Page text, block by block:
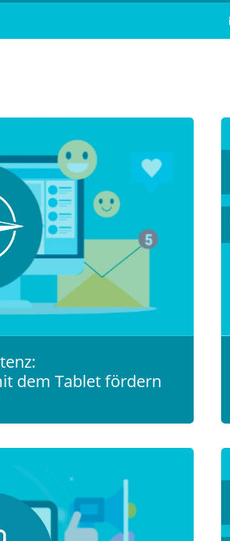
dem Tablet fördern